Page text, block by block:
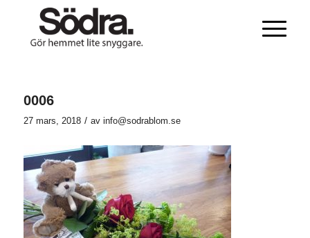
0006
27 mars, 2018 / av info@sodrablom.se